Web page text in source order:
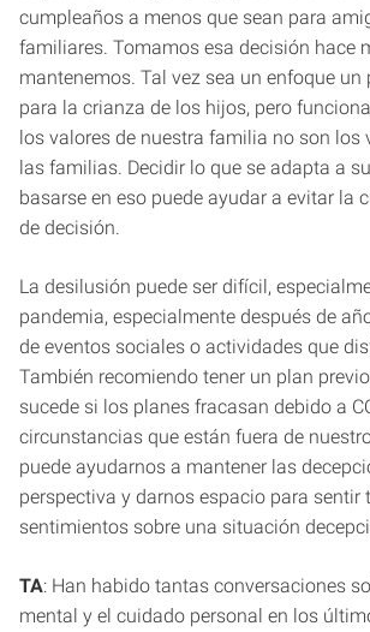
cumpleaños a menos que sean para
familiares. Tomamos esa decisión hace
mantenemos. Tal vez sea un enfoque
para la crianza de los hijos, pero
los valores de nuestra familia no son los
las familias. Decidir lo que se adapta a
basarse en eso puede ayudar a evitar la
de decisión.
La desilusión puede ser difícil,
pandemia, especialmente después de
de eventos sociales o actividades que
También recomiendo tener un plan
sucede si los planes fracasan debido a
circunstancias que están fuera de
puede ayudarnos a mantener las
perspectiva y darnos espacio para sentir
sentimientos sobre una situación
TA: Han habido tantas conversaciones
mental y el cuidado personal en los